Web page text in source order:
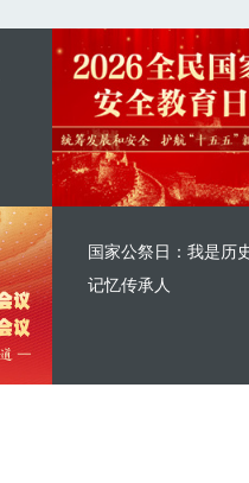
国家公祭日：我是历
记忆传承人